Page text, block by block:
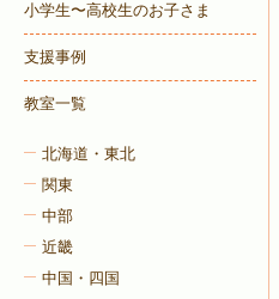
小学生〜高校生のお子さま
支援事例
教室一覧
北海道・東北
関東
中部
近畿
中国・四国